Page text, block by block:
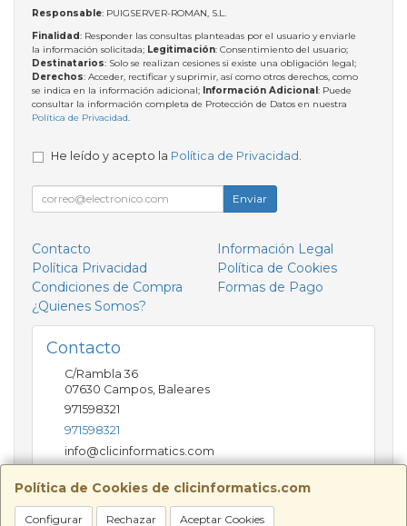
Política de Cookies de clicinformatics.com
Configurar Rechazar Aceptar Cookies
Responsable: PUIGSERVER-ROMAN, S.L.
Finalidad: Responder las consultas planteadas por el usuario y enviarle
la información solicitada; Legitimación: Consentimiento del usuario;
Destinatarios: Solo se realizan cesiones si existe una obligación legal;
Derechos: Acceder, rectificar y suprimir, así como otros derechos, como
se indica en la información adicional; Información Adicional: Puede
consultar la información completa de Protección de Datos en nuestra
Política de Privacidad.
He leído y acepto la Política de Privacidad
Enviar
Contacto
Información Legal
Política Privacidad
Política de Cookies
Condiciones de Compra
Formas de Pago
¿Quienes Somos?
Contacto
C/Rambla 36
07630 Campos Baleares
971598321
971598321
info@clicinformatics.com
Horario